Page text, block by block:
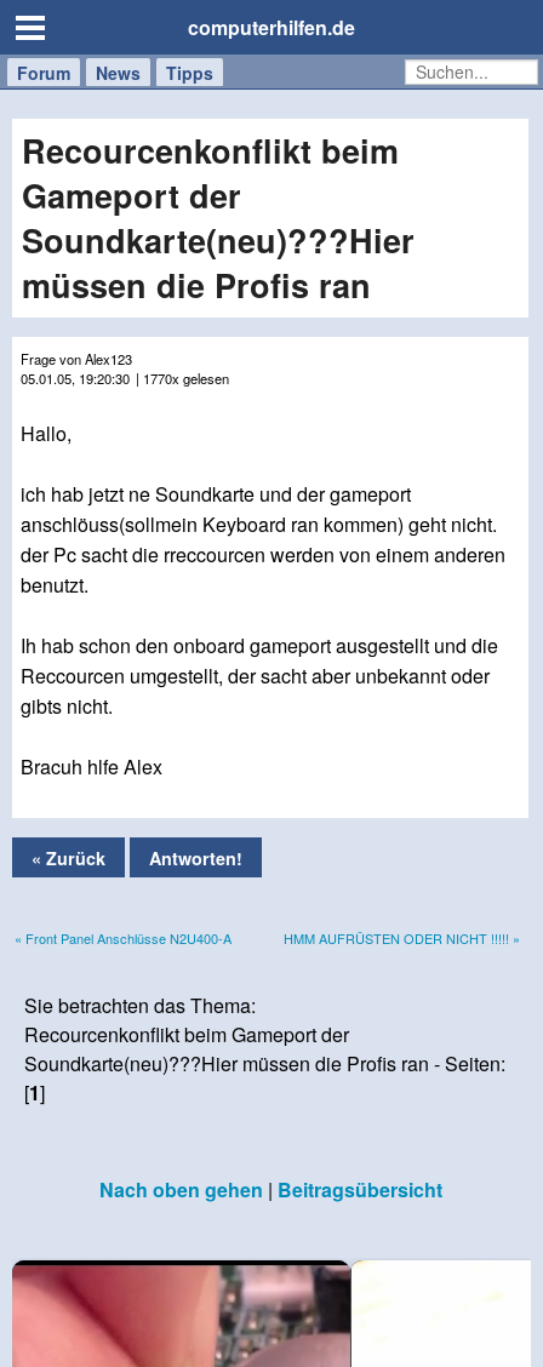
computerhilfen.de
Forum News Tipps
Handy
Tablet
Windows
Mac
Recourcenkonflikt beim
Gameport der
Soundkarte(neu)???Hier
müssen die Profis ran
Frage von Alex123
05.01.05, 19:20:30 | 1770x gelesen
Hallo,
ich hab jetzt ne Soundkarte und der gameport
anschlöuss(sollmein Keyboard ran kommen) geht nicht.
der Pc sacht die rreccourcen werden von einem anderen
benutzt.
Ih hab schon den onboard gameport ausgestellt und die
Reccourcen umgestellt, der sacht aber unbekannt oder
gibts nicht.
Bracuh hlfe Alex
« Zurück Antworten!
« Front Panel Anschlüsse N2U400-A HMM AUFRÜSTEN ODER NICHT !!!!! »
Sie betrachten das Thema:
Recourcenkonflikt beim Gameport der
Soundkarte(neu)???Hier müssen die Profis ran - Seiten:
[1]
Nach oben gehen | Beitragsübersicht